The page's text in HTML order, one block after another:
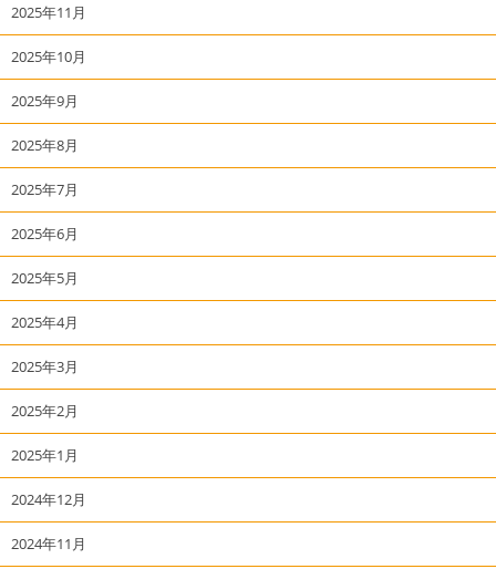
2025年11月
2025年10月
2025年9月
2025年8月
2025年7月
2025年6月
2025年5月
2025年4月
2025年3月
2025年2月
2025年1月
2024年12月
2024年11月